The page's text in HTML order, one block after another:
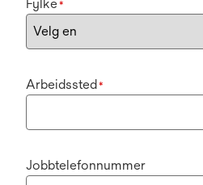
Fylke*
Arbeidssted*
Jobbtelefonnummer